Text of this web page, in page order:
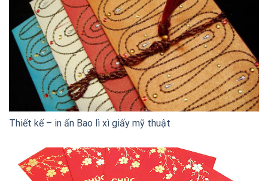
Thiết kế – in ấn Bao lì xì giấy mỹ thuật